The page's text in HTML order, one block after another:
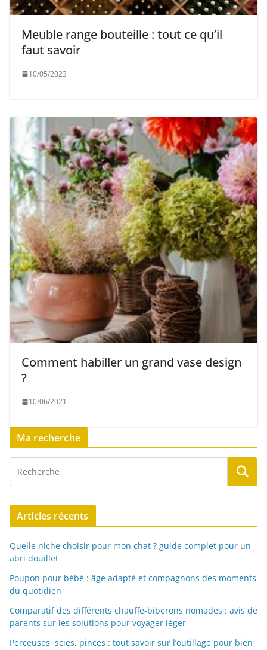
Meuble range bouteille : tout ce qu’il
faut savoir
10/05/2023
Comment habiller un grand vase design
?
10/06/2021
Ma recherche
Articles récents
Quelle niche choisir pour mon chat ? guide complet pour un
abri douillet
Poupon pour bébé : âge adapté et compagnons des moments
du quotidien
Comparatif des différents chauffe-biberons nomades : avis de
parents sur les solutions pour voyager léger
Perceuses, scies, pinces : tout savoir sur l’outillage pour bien